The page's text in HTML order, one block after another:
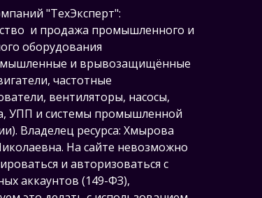
"ТехЭксперт":
и продажа промышленного и
оборудования
и врывозащищённые
частотные
вентиляторы, насосы,
УПП и системы промышленной
Владелец ресурса: Хмырова
На сайте невозможно
и авторизоваться с
аккаунтов (149-ФЗ),